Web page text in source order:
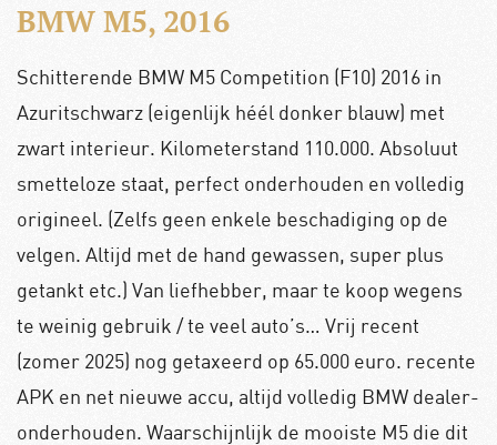
BMW M5, 2016
Schitterende BMW M5 Competition (F10) 2016 in
Azuritschwarz (eigenlijk héél donker blauw) met
zwart interieur. Kilometerstand 110.000. Absoluut
smetteloze staat, perfect onderhouden en volledig
origineel. (Zelfs geen enkele beschadiging op de
velgen. Altijd met de hand gewassen, super plus
getankt etc.) Van liefhebber, maar te koop wegens
te weinig gebruik / te veel auto’s… Vrij recent
(zomer 2025) nog getaxeerd op 65.000 euro. recente
APK en net nieuwe accu, altijd volledig BMW dealer-
onderhouden. Waarschijnlijk de mooiste M5 die dit